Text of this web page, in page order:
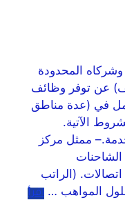
المحدودة
عن توفر وظائف
في (عدة مناطق
الآتية.
ممثل مركز
(الراتب
اقرأ